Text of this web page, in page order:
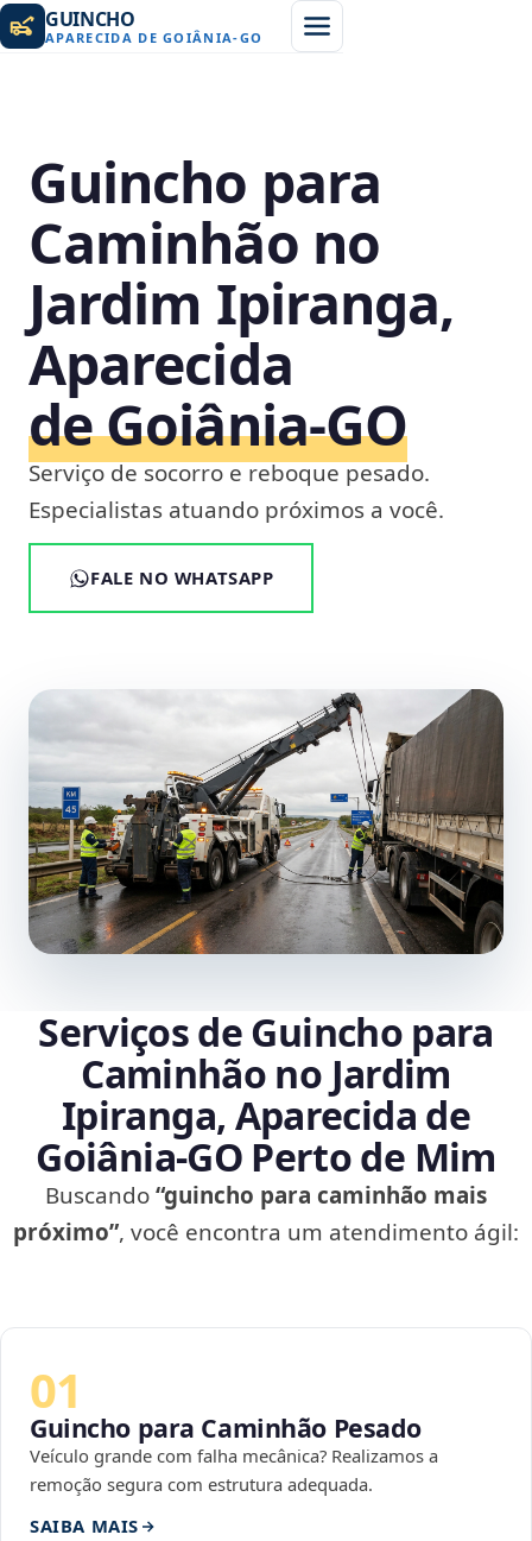
GUINCHO
APARECIDA DE GOIÂNIA-GO
Guincho para
Caminhão no
Jardim Ipiranga,
Aparecida
de Goiânia‑GO
Serviço de socorro e reboque pesado.
Especialistas atuando próximos a você.
FALE NO WHATSAPP
Serviços de Guincho para
Caminhão no Jardim
Ipiranga, Aparecida de
Goiânia‑GO Perto de Mim
Buscando“guincho para caminhão mais
próximo”, você encontra um atendimento ágil:
01
Guincho para Caminhão Pesado
Veículo grande com falha mecânica? Realizamos a
remoção segura com estrutura adequada.
SAIBA MAIS